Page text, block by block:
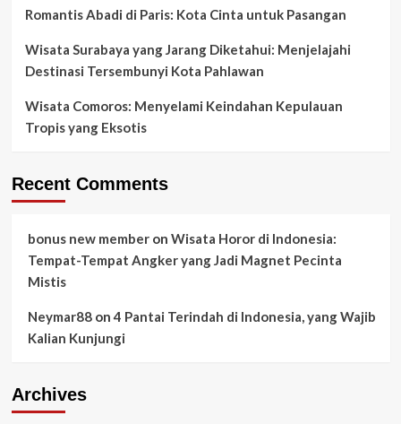
Romantis Abadi di Paris: Kota Cinta untuk Pasangan
Wisata Surabaya yang Jarang Diketahui: Menjelajahi
Destinasi Tersembunyi Kota Pahlawan
Wisata Comoros: Menyelami Keindahan Kepulauan
Tropis yang Eksotis
Recent Comments
bonus new memberon Wisata Horor di Indonesia:
Tempat-Tempat Angker yang Jadi Magnet Pecinta
Mistis
Neymar88on4 Pantai Terindah di Indonesia, yang Wajib
Kalian Kunjungi
Archives